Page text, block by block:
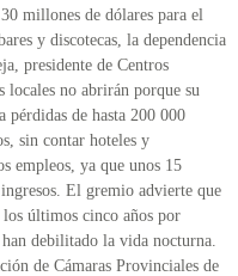
millones de dólares para el
y discotecas, la dependencia
presidente de Centros
locales no abrirán porque su
pérdidas de hasta 200 000
sin contar hoteles y
empleos, ya que unos 15
El gremio advierte que
los últimos cinco años por
debilitado la vida nocturna.
de Cámaras Provinciales de